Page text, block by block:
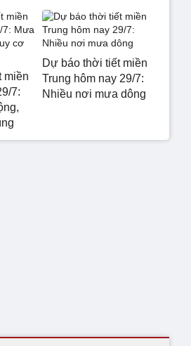
miền
7:
Dự báo thời tiết miền
Trung hôm nay 29/7:
Nhiều nơi mưa dông